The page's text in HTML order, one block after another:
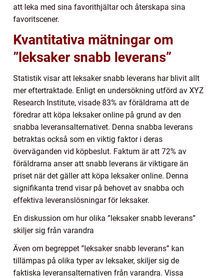
att leka med sina favorithjältar och återskapa sina
favoritscener.
Kvantitativa mätningar om
”leksaker snabb leverans”
Statistik visar att leksaker snabb leverans har blivit allt
mer eftertraktade. Enligt en undersökning utförd av XYZ
Research Institute, visade 83% av föräldrarna att de
föredrar att köpa leksaker online på grund av den
snabba leveransalternativet. Denna snabba leverans
betraktas också som en viktig faktor i deras
överväganden vid köpbeslut. Faktum är att 72% av
föräldrarna anser att snabb leverans är viktigare än
priset när det gäller att köpa leksaker online. Denna
signifikanta trend visar på behovet av snabba och
effektiva leveranslösningar för leksaker.
En diskussion om hur olika ”leksaker snabb leverans”
skiljer sig från varandra
Även om begreppet ”leksaker snabb leverans” kan
tillämpas på olika typer av leksaker, skiljer sig de
faktiska leveransalternativen från varandra. Vissa